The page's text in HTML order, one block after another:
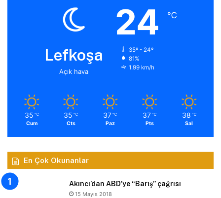
Lefkoşa
Açık hava
24 ℃
35º - 24º
81%
1.99 km/h
35 ℃
Cum
35 ℃
Cts
37 ℃
Paz
37 ℃
Pts
38 ℃
Sal
En Çok Okunanlar
Akıncı’dan ABD’ye “Barış” çağrısı
15 Mayıs 2018